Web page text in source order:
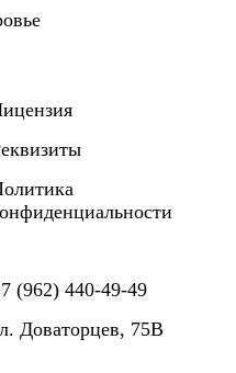
(962) 440-49-49
Доваторцев, 75В